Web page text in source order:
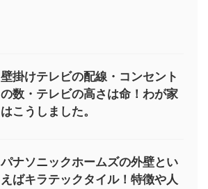
壁掛けテレビの配線・コンセント
の数・テレビの高さは命！わが家
はこうしました。
パナソニックホームズの外壁とい
えばキラテックタイル！特徴や人